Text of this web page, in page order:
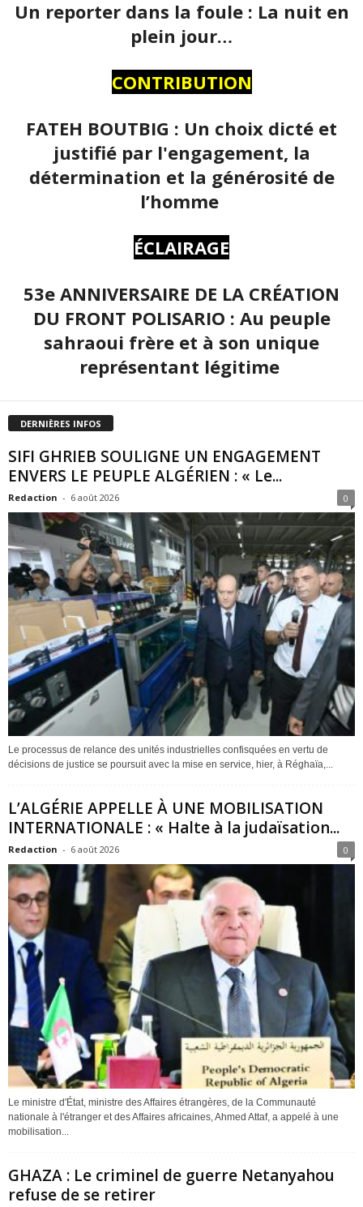
Un reporter dans la foule : La nuit en
plein jour…
CONTRIBUTION
FATEH BOUTBIG : Un choix dicté et
justifié par l'engagement, la
détermination et la générosité de
l’homme
ÉCLAIRAGE
53e ANNIVERSAIRE DE LA CRÉATION
DU FRONT POLISARIO : Au peuple
sahraoui frère et à son unique
représentant légitime
DERNIÈRES INFOS
SIFI GHRIEB SOULIGNE UN ENGAGEMENT
ENVERS LE PEUPLE ALGÉRIEN : « Le...
Redaction - 6 août 2026 0
Le processus de relance des unités industrielles confisquées en vertu de
décisions de justice se poursuit avec la mise en service, hier, à Réghaïa,...
L’ALGÉRIE APPELLE À UNE MOBILISATION
INTERNATIONALE : « Halte à la judaïsation...
Redaction - 6 août 2026 0
Le ministre d'État, ministre des Affaires étrangères, de la Communauté
nationale à l'étranger et des Affaires africaines, Ahmed Attaf, a appelé à une
mobilisation...
GHAZA : Le criminel de guerre Netanyahou
refuse de se retirer